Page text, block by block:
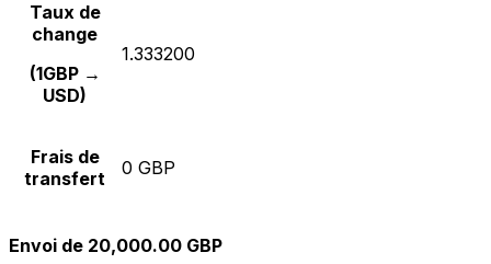
Taux de
change
(1GBP →
USD)
1.333200
Frais de
transfert
0 GBP
Envoi de 20,000.00 GBP